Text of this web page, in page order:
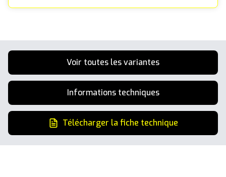
Voir toutes les variantes
Informations techniques
Télécharger la fiche technique